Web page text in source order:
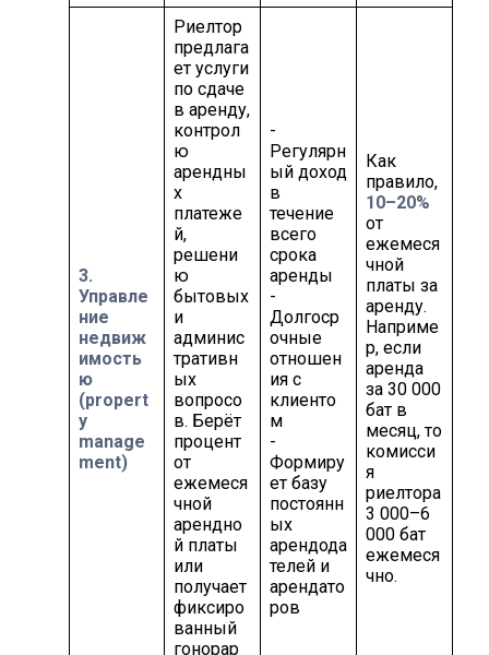
3.
Управле
ние
недвиж
имость
ю
(propert
y
manage
ment)
Риелтор
предлага
ет услуги
по сдаче
в аренду,
контрол
ю
арендны
х
платеже
й,
решени
ю
бытовых
и
админис
тративн
ых
вопросо
в. Берёт
процент
от
ежемеся
чной
арендно
й платы
или
получает
фиксиро
ванный
гонорар
-
Регулярн
ый доход
в
течение
всего
срока
аренды
-
Долгоср
очные
отношен
ия с
клиенто
м
-
Формиру
ет базу
постоянн
ых
арендода
телей и
арендато
ров
Как
правило,
10–20%
от
ежемеся
чной
платы за
аренду.
Наприме
р, если
аренда
за 30 000
бат в
месяц, то
комисси
я
риелтора
3 000–6
000 бат
ежемеся
чно.